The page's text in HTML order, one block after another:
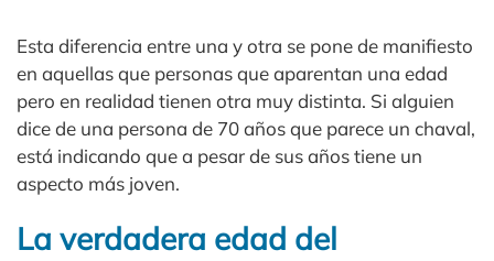
Esta diferencia entre una y otra se pone de manifiesto
en aquellas que personas que aparentan una edad
pero en realidad tienen otra muy distinta. Si alguien
dice de una persona de 70 años que parece un chaval,
está indicando que a pesar de sus años tiene un
aspecto más joven.
La verdadera edad del